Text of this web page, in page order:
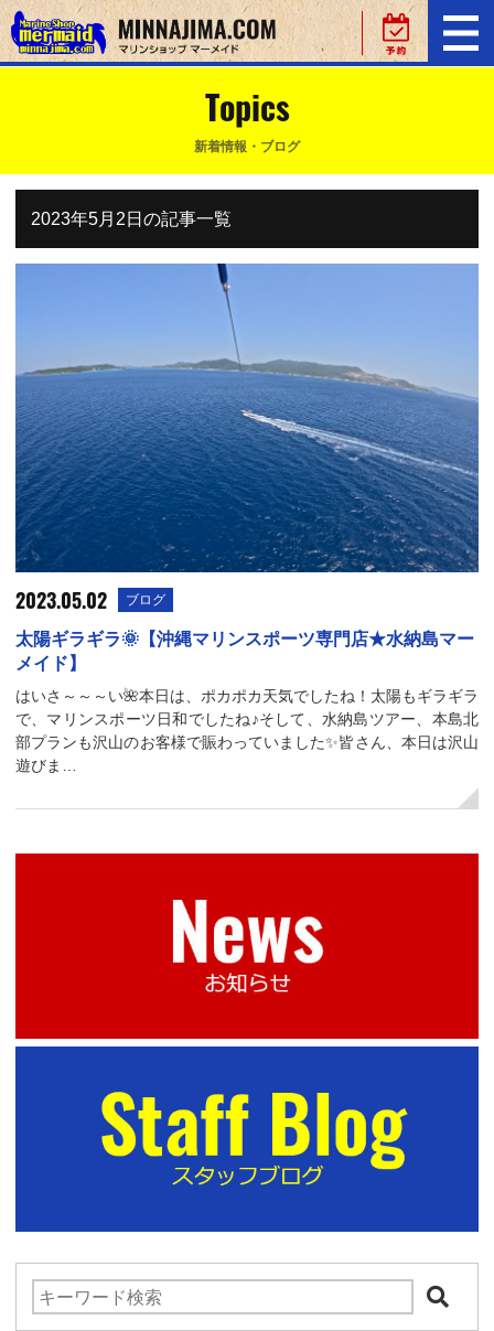
Topics
新着情報・ブログ
2023年5月2日の記事一覧
2023.05.02 ブログ
太陽ギラギラ🌞【沖縄マリンスポーツ専門店★水納島マー
メイド】
はいさ～～～い🌺本日は、ポカポカ天気でしたね！太陽もギラギラ
で、マリンスポーツ日和でしたね♪そして、水納島ツアー、本島北
部プランも沢山のお客様で賑わっていました✨皆さん、本日は沢山
遊びま…